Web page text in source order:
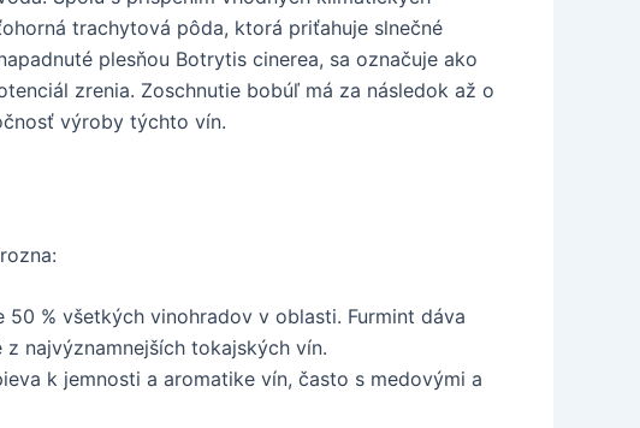
trachytová pôda, ktorá priťahuje slnečné
plesňou Botrytis cinerea, sa označuje ako
zrenia. Zoschnutie bobúľ má za následok až o
výroby týchto vín.
% všetkých vinohradov v oblasti. Furmint dáva
najvýznamnejších tokajských vín.
k jemnosti a aromatike vín, často s medovými a